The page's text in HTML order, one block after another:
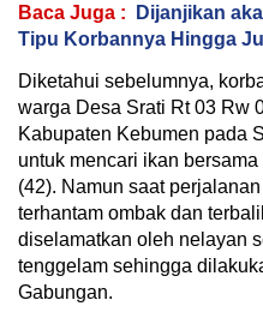
Baca Juga :
Dijanjikan
Tipu Korbannya Hingga
Diketahui sebelumnya,
warga Desa Srati Rt 03 Rw
Kabupaten Kebumen pada
untuk mencari ikan
(42). Namun saat
terhantam ombak dan
diselamatkan oleh nelayan
tenggelam sehingga
Gabungan.